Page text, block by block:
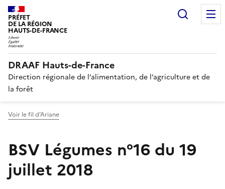
PRÉFET
DE LA RÉGION
HAUTS-DE-FRANCE
DRAAF Hauts-de-France
Direction régionale de l’alimentation, de l’agriculture et de
la forêt
Voir le fil d'Ariane
BSV Légumes n°16 du 19
juillet 2018